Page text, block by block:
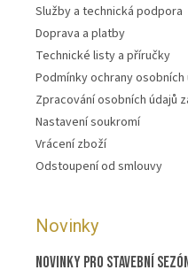
Služby a technická podpora
Doprava a platby
Technické listy a příručky
Podmínky ochrany osobních
Zpracování osobních údajů
Nastavení soukromí
Vrácení zboží
Odstoupení od smlouvy
Novinky
Novinky pro stavební